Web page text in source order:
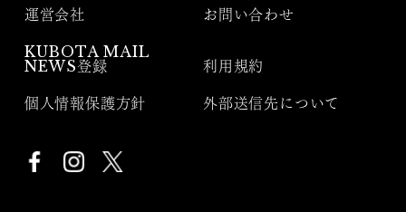
運営会社 お問い合わせ
KUBOTA MAIL
NEWS登録
利用規約
個人情報保護方針 外部送信先について